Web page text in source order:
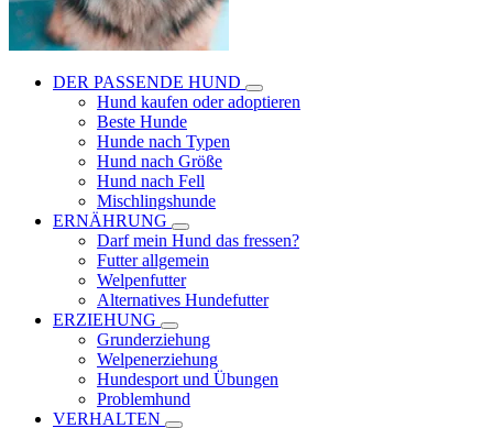
DER PASSENDE HUND
Hund kaufen oder adoptieren
Beste Hunde
Hunde nach Typen
Hund nach Größe
Hund nach Fell
Mischlingshunde
ERNÄHRUNG
Darf mein Hund das fressen?
Futter allgemein
Welpenfutter
Alternatives Hundefutter
ERZIEHUNG
Grunderziehung
Welpenerziehung
Hundesport und Übungen
Problemhund
VERHALTEN